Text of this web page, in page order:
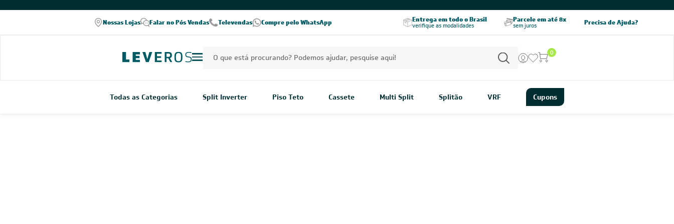
Nossas Lojas Falar no Pós Vendas Televendas Compre pelo WhatsApp Precisa de Ajuda?
Excelência no RA
Excelência no Reclame Aqui Seja parceiro Leveros Entrega em todo o Brasil
verifique as modalidades
Parcele em até 8x
sem juros
5% OFF no PIX
pagamento à vista
0
Todas as Categorias Split Inverter Piso Teto Cassete Multi Split Splitão VRF Cupons